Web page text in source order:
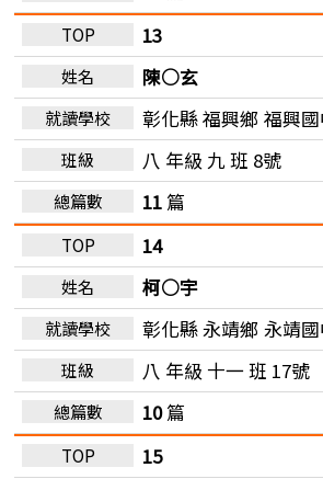
13
陳○玄
彰化縣 福興鄉 福興
八 年級 九 班 8號
11 篇
14
柯○宇
彰化縣 永靖鄉 永靖
八 年級 十一 班 17號
10篇
15